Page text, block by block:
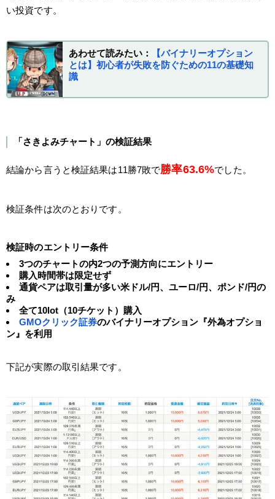
い投資です。
あわせて読みたい：
【バイナリーオプション
とは】初心者が失敗を防ぐための11の基礎知
識
「さきよみチャート」の検証結果
結論から言うと検証結果は11勝7敗で勝率63.6%でした。
検証条件は次のとおりです。
検証時のエントリー条件
3つのチャートの内2つの予測方向にエントリー
購入時間帯は限定せず
通貨ペアは取引量が多い米ドル/円、ユーロ/円、ポンド/円の
み
全て10lot（10チケット）購入
GMOクリック証券のバイナリーオプション『外為オプショ
ン』を利用
下記が実際の取引結果です。